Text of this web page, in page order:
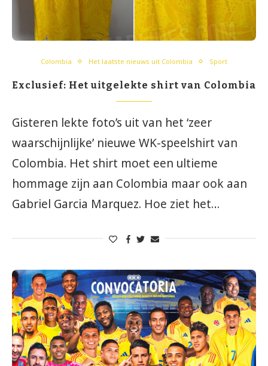
Colombia Het laatste nieuws uit Colombia Sport
Exclusief: Het uitgelekte shirt van Colombia
Gisteren lekte foto’s uit van het ‘zeer
waarschijnlijke’ nieuwe WK-speelshirt van
Colombia. Het shirt moet een ultieme
hommage zijn aan Colombia maar ook aan
Gabriel Garcia Marquez. Hoe ziet het…